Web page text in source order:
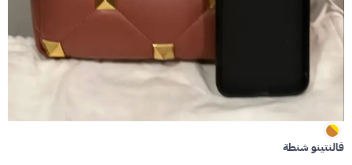
فالنتينو شنطة